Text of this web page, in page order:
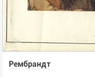
Рембрандт